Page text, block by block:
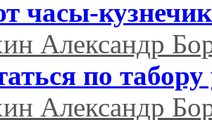
часы-
Александр
по
Александр